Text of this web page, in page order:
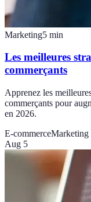
Marketing5 min
Les meilleures
commerçants
Apprenez les
commerçants pour
en 2026.
E-commerceMarketing
Aug 5